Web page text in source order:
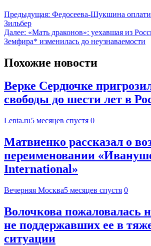
Предыдущая: Федосеева-Шукшина
Зильбер
Далее: «Мать драконов»: уехавшая из
Земфира* изменилась до неузнаваемости
Похожие новости
Верке Сердючке
свободы до шести лет в
Lenta.ru5 месяцев спустя 0
Матвиенко рассказал о
переименовании
International»
Вечерняя Москва5 месяцев спустя 0
Волочкова пожаловалась
не поддержавших ее в
ситуации